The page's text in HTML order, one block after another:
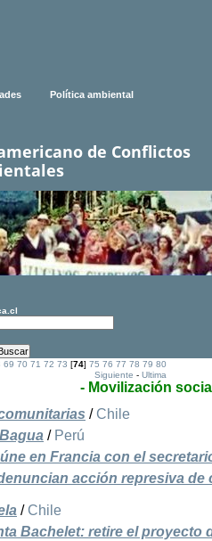
Política ambiental
de Conflictos
69 70 71 72 73 [74]75 76 77 78 79 80
Siguiente -Ultima
- Movilización
/ Chile
/ Perú
en Francia con el
acción represiva
/ Chile
Bachelet: retire el proyecto